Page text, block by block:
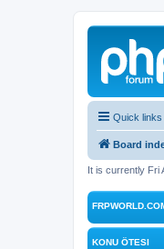
Quick links
Board
It is currently Fri
KONU ÖTESI